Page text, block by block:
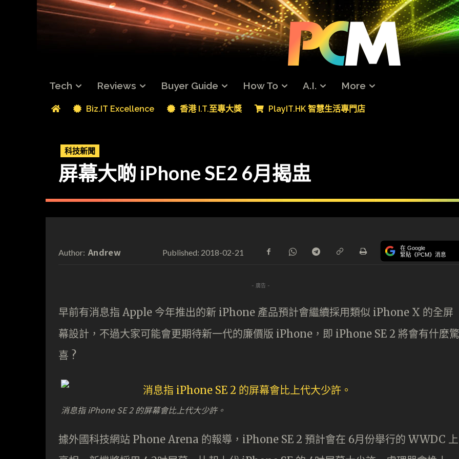
Tech Reviews Buyer Guide How To A.I. More
Biz.IT Excellence 香港 I.T.至專大獎 PlayIT.HK 智慧生活專門店
科技新聞
屏幕大啲 iPhone SE2 6月揭盅
Author: Andrew Published: 2018-02-21 在 Google
緊貼《PCM》消息
- 廣告 -
早前有消息指 Apple 今年推出的新 iPhone 產品預計會繼續採用類似 iPhone X 的全屏
幕設計，不過大家可能會更期待新一代的廉價版 iPhone，即 iPhone SE 2 將會有什麼驚
喜 ?
消息指 iPhone SE 2 的屏幕會比上代大少許。
據外國科技網站 Phone Arena 的報導，iPhone SE 2 預計會在 6月份舉行的 WWDC 上